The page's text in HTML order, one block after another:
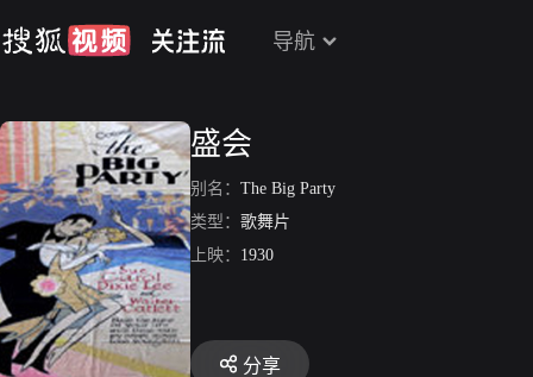
导航
盛会
别名： The Big Party
类型： 歌舞片
上映： 1930
分享